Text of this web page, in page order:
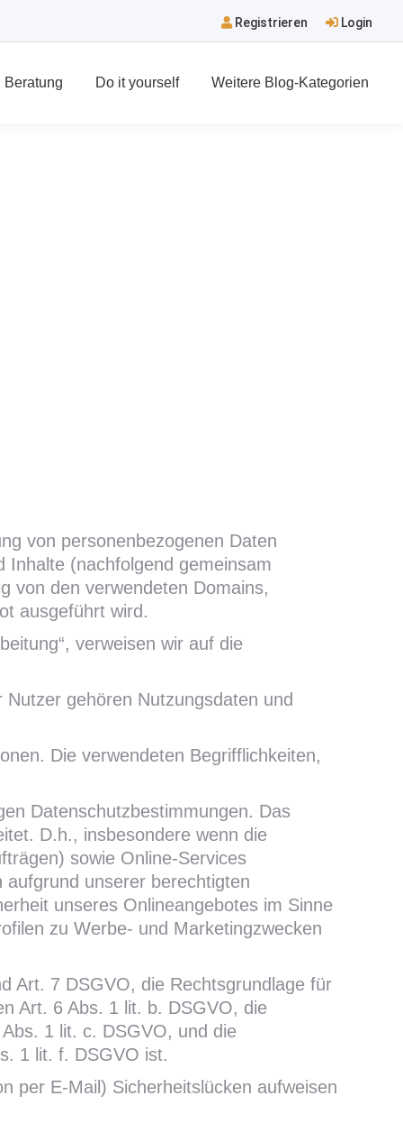
Registrieren Login
Beratung Do it yourself Weitere Blog-Kategorien
von personenbezogenen Daten
Inhalte (nachfolgend gemeinsam
von den verwendeten Domains,
ausgeführt wird.
verweisen wir auf die
gehören Nutzungsdaten und
Die verwendeten Begrifflichkeiten,
Datenschutzbestimmungen. Das
D.h., insbesondere wenn die
sowie Online-Services
unserer berechtigten
unseres Onlineangebotes im Sinne
zu Werbe- und Marketingzwecken
Art. 7 DSGVO, die Rechtsgrundlage für
Art. 6 Abs. 1 lit. b. DSGVO, die
1 lit. c. DSGVO, und die
1 lit. f. DSGVO ist.
per E-Mail) Sicherheitslücken aufweisen